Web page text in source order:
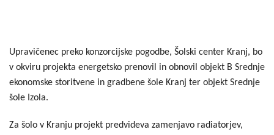
Upravičenec preko konzorcijske pogodbe, Šolski center Kranj, bo
v okviru projekta energetsko prenovil in obnovil objekt B Srednje
ekonomske storitvene in gradbene šole Kranj ter objekt Srednje
šole Izola.
Za šolo v Kranju projekt predvideva zamenjavo radiatorjev,